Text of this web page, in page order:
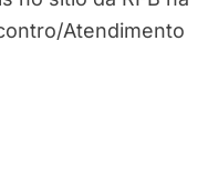
Atendimento